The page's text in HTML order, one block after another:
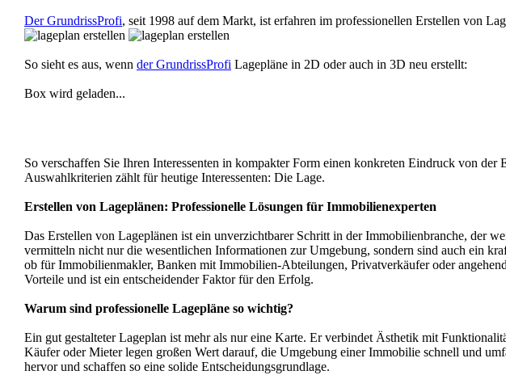
Der GrundrissProfi, seit 1998 auf dem Markt, ist erfahren im professionellen Erstellen von
So sieht es aus, wenn der GrundrissProfi Lagepläne in 2D oder auch in 3D neu erstellt:
Box wird geladen...
So verschaffen Sie Ihren Interessenten in kompakter Form einen konkreten Eindruck von
Auswahlkriterien zählt für heutige Interessenten: Die Lage.
Erstellen von Lageplänen: Professionelle Lösungen für Immobilienexperten
Das Erstellen von Lageplänen ist ein unverzichtbarer Schritt in der Immobilienbranche, der
vermitteln nicht nur die wesentlichen Informationen zur Umgebung, sondern sind auch ein
ob für Immobilienmakler, Banken mit Immobilien-Abteilungen, Privatverkäufer oder
Vorteile und ist ein entscheidender Faktor für den Erfolg.
Warum sind professionelle Lagepläne so wichtig?
Ein gut gestalteter Lageplan ist mehr als nur eine Karte. Er verbindet Ästhetik mit
Käufer oder Mieter legen großen Wert darauf, die Umgebung einer Immobilie schnell und
hervor und schaffen so eine solide Entscheidungsgrundlage.